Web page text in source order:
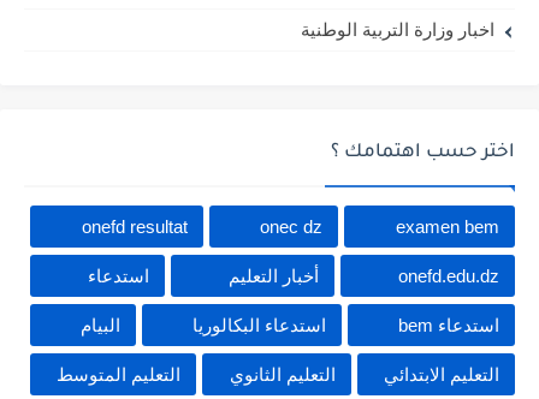
اخبار وزارة التربية الوطنية
اختر حسب اهتمامك ؟
examen bem
onec dz
onefd resultat
onefd.edu.dz أخبار التعليم استدعاء
استدعاء bem استدعاء البكالوريا البيام
التعليم الابتدائي التعليم الثانوي التعليم المتوسط